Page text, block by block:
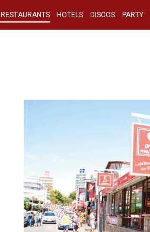
RESTAURANTS HOTELS DISCOS PARTY